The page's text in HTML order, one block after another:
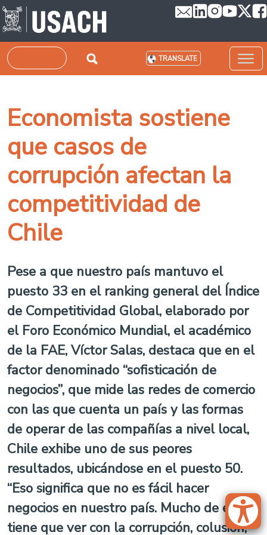
Skip to main content
Search TRANSLATE
Economista sostiene
que casos de
corrupción afectan la
competitividad de
Chile
Pese a que nuestro país mantuvo el
puesto 33 en el ranking general del Índice
de Competitividad Global, elaborado por
el Foro Económico Mundial, el académico
de la FAE, Víctor Salas, destaca que en el
factor denominado “sofisticación de
negocios”, que mide las redes de comercio
con las que cuenta un país y las formas
de operar de las compañías a nivel local,
Chile exhibe uno de sus peores
resultados, ubicándose en el puesto 50.
“Eso significa que no es fácil hacer
negocios en nuestro país. Mucho de eso
tiene que ver con la corrupción, colusión,